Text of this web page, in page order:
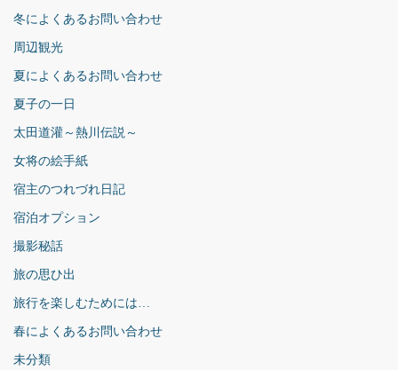
冬によくあるお問い合わせ
周辺観光
夏によくあるお問い合わせ
夏子の一日
太田道灌～熱川伝説～
女将の絵手紙
宿主のつれづれ日記
宿泊オプション
撮影秘話
旅の思ひ出
旅行を楽しむためには…
春によくあるお問い合わせ
未分類